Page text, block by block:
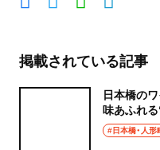
掲載されている記事
日本橋の
味あふれる
ホッピング
#日本橋・人形